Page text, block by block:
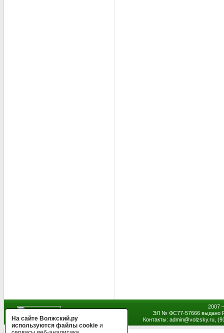
2007
ЭЛ № ФС77-57666 выдано
Контакты: admin@volzsky.ru,
На сайте Волжский.ру
используются файлы cookie и